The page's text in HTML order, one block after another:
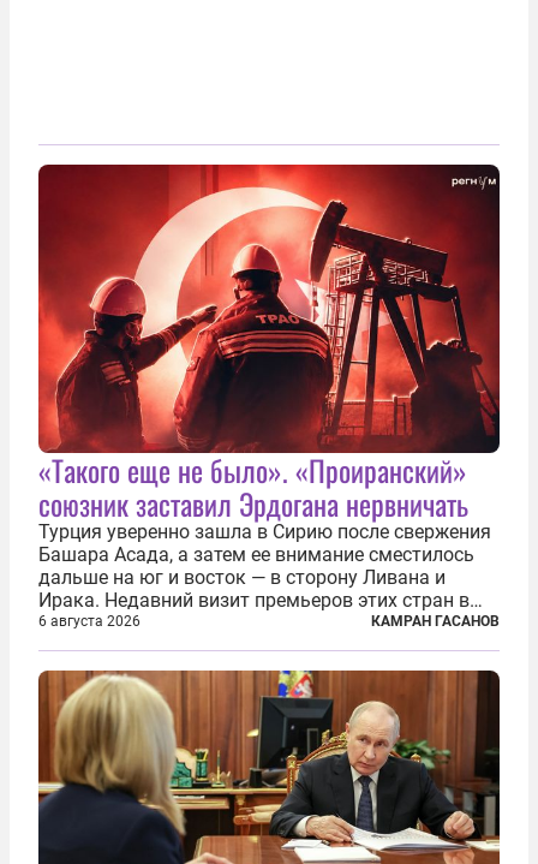
«Такого еще не было». «Проиранский»
союзник заставил Эрдогана нервничать
Турция уверенно зашла в Сирию после свержения
Башара Асада, а затем ее внимание сместилось
дальше на юг и восток — в сторону Ливана и
Ирака. Недавний визит премьеров этих стран в
Анкару, договоры об участии турецкой компании
TPAO в разработке нефти иракского Киркука и
«Дороги развития» подтверждают...
6 августа 2026 КАМРАН ГАСАНОВ